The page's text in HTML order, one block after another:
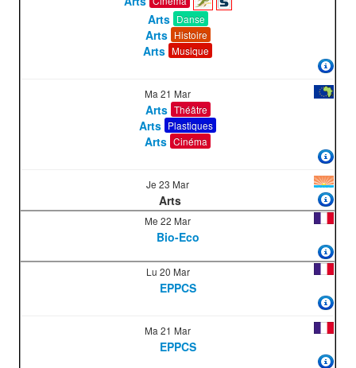
Arts Danse
Arts Histoire
Arts Musique
Ma 21 Mar
Arts Théâtre
Arts Plastiques
Arts Cinéma
Je 23 Mar
Arts
Me 22 Mar
Bio-Eco
Lu 20 Mar
EPPCS
Ma 21 Mar
EPPCS